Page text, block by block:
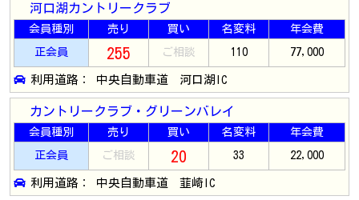
河口湖カントリークラブ
会員種別 売り 買い 名変料 年会費
正会員 255 ご相談 110 77,000
利用道路： 中央自動車道 河口湖IC
カントリークラブ・グリーンバレイ
会員種別 売り 買い 名変料 年会費
正会員 ご相談 20 33 22,000
利用道路： 中央自動車道 韮崎IC